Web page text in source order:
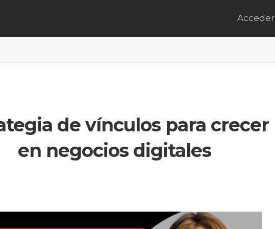
Acceder
de vínculos para crecer
en negocios digitales